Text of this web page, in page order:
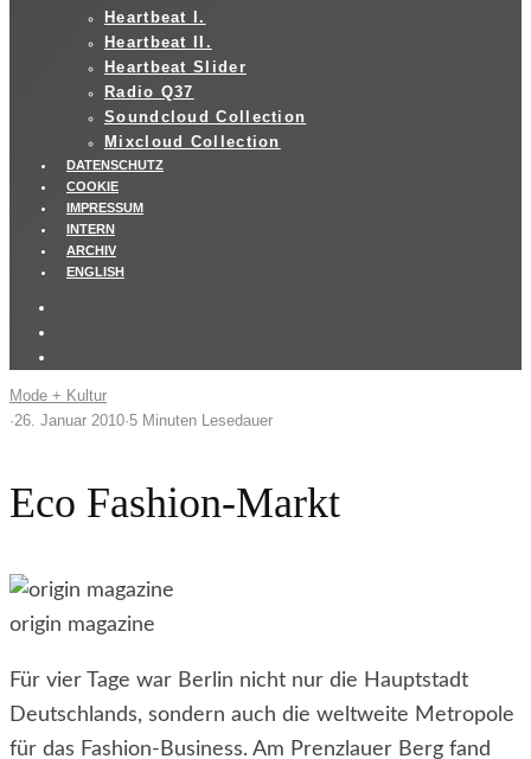
Heartbeat I.
Heartbeat II.
Heartbeat Slider
Radio Q37
Soundcloud Collection
Mixcloud Collection
DATENSCHUTZ
COOKIE
IMPRESSUM
INTERN
ARCHIV
ENGLISH
Mode + Kultur
·26. Januar 2010·5 Minuten Lesedauer
Eco Fashion-Markt
origin magazine
Für vier Tage war Berlin nicht nur die Hauptstadt
Deutschlands, sondern auch die weltweite Metropole
für das Fashion-Business. Am Prenzlauer Berg fand